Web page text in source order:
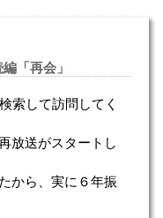
「再会」
索して訪問してく
放送がスタートし
から、実に６年振